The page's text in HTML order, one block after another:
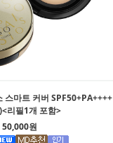
스마트 커버 SPF50+PA++++
리필1개 포함>
50,000원